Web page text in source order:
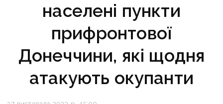
населені пункти
прифронтової
Донеччини, які щодня
атакують окупанти